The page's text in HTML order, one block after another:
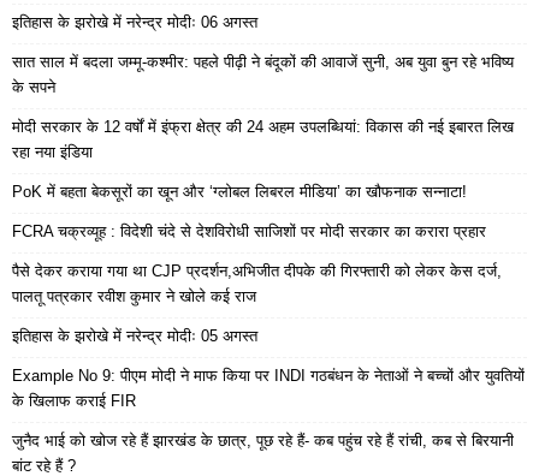
इतिहास के झरोखे में नरेन्द्र मोदीः 06 अगस्त
सात साल में बदला जम्मू-कश्मीर: पहले पीढ़ी ने बंदूकों की आवाजें सुनी, अब युवा बुन रहे भविष्य
के सपने
मोदी सरकार के 12 वर्षों में इंफ्रा क्षेत्र की 24 अहम उपलब्धियां: विकास की नई इबारत लिख
रहा नया इंडिया
PoK में बहता बेकसूरों का खून और ‘ग्लोबल लिबरल मीडिया’ का खौफनाक सन्नाटा!
FCRA चक्रव्यूह : विदेशी चंदे से देशविरोधी साजिशों पर मोदी सरकार का करारा प्रहार
पैसे देकर कराया गया था CJP प्रदर्शन,अभिजीत दीपके की गिरफ्तारी को लेकर केस दर्ज,
पालतू पत्रकार रवीश कुमार ने खोले कई राज
इतिहास के झरोखे में नरेन्द्र मोदीः 05 अगस्त
Example No 9: पीएम मोदी ने माफ किया पर INDI गठबंधन के नेताओं ने बच्चों और युवतियों
के खिलाफ कराई FIR
जुनैद भाई को खोज रहे हैं झारखंड के छात्र, पूछ रहे हैं- कब पहुंच रहे हैं रांची, कब से बिरयानी
बांट रहे हैं ?